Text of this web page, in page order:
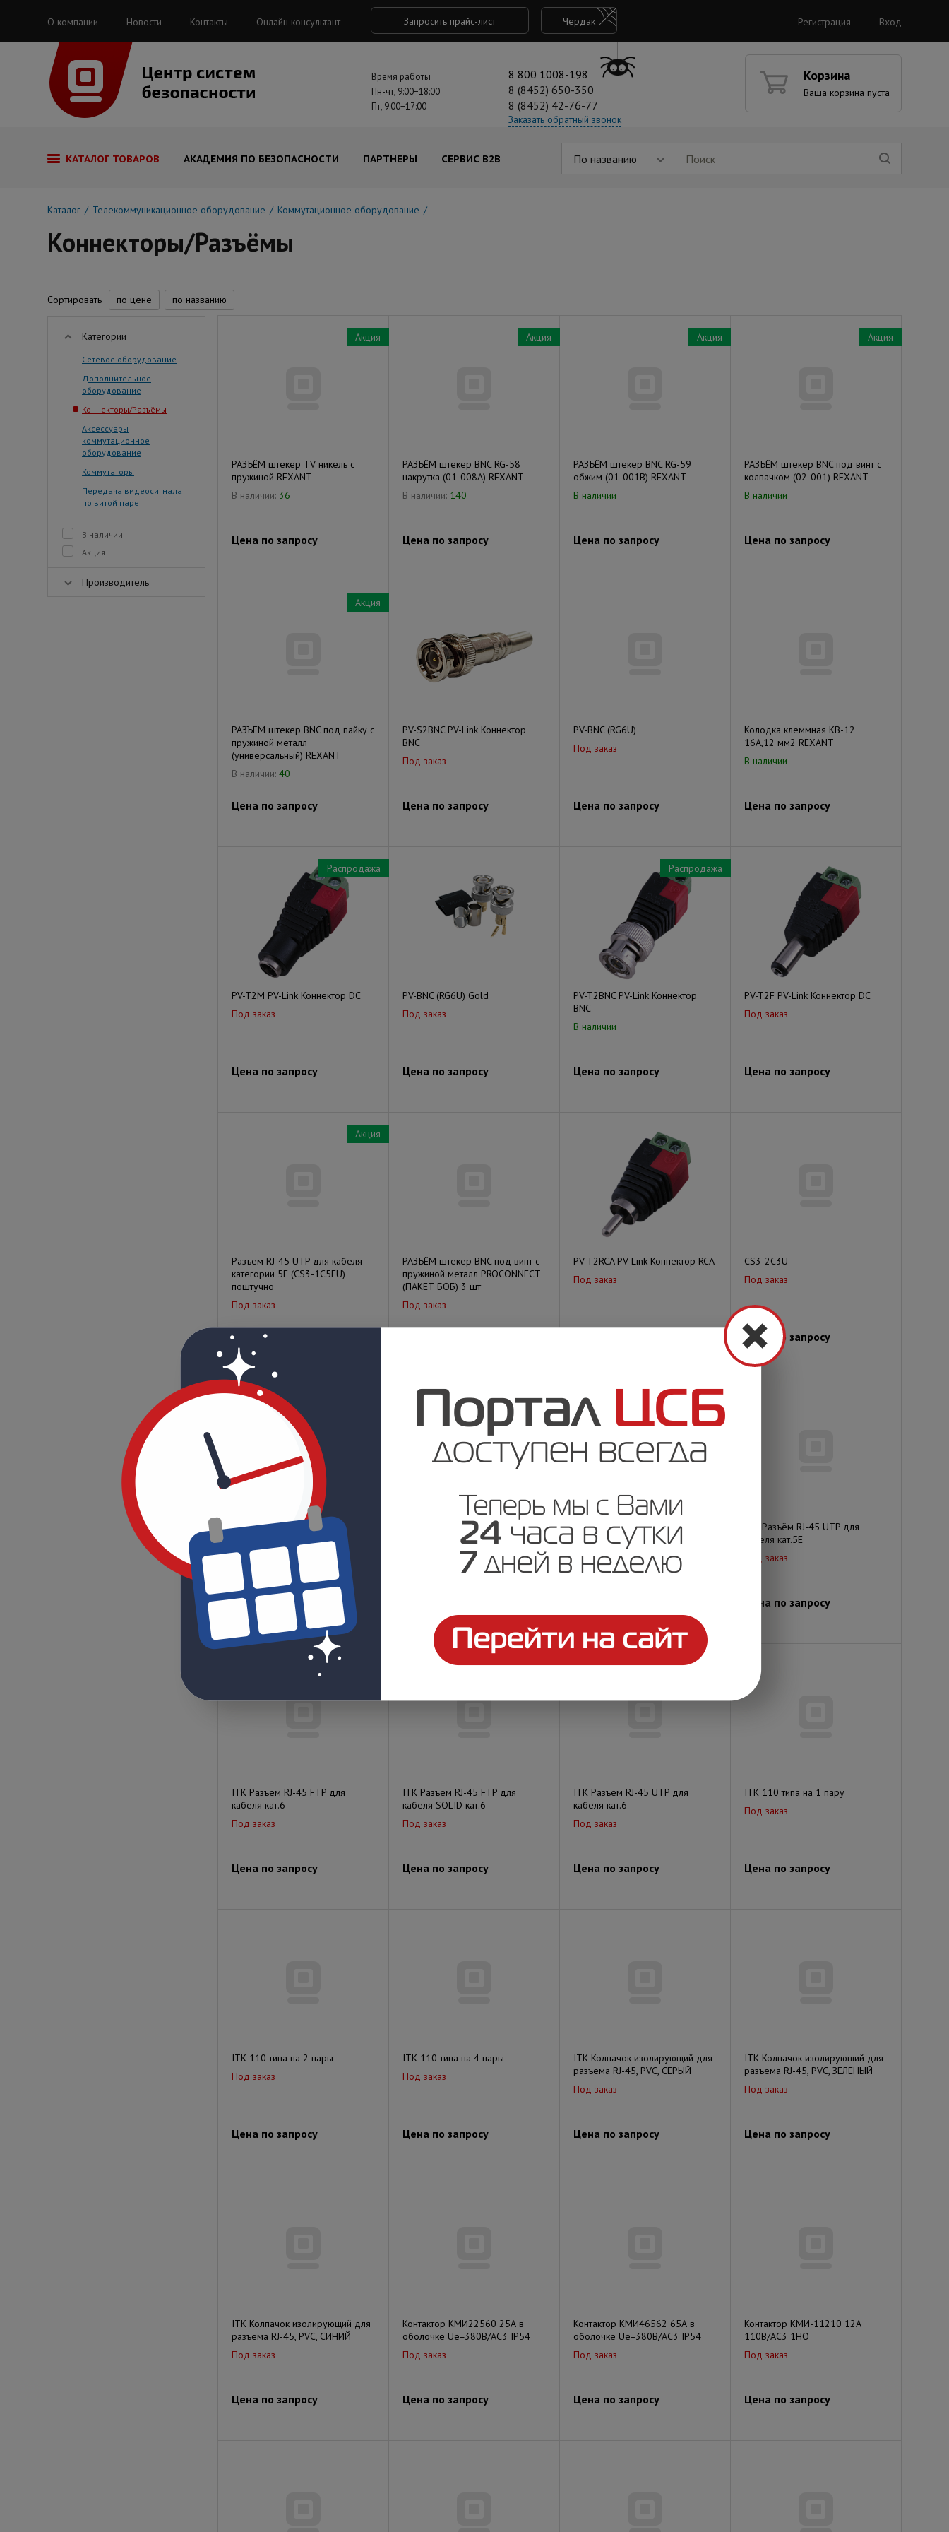
О компании Новости Контакты Онлайн консультант Запросить прайс-лист Чердак Регистрация Вход
Время работы
Пн-чт, 9:00−18:00
Пт, 9:00−17:00
8 800 1008-198
8 (8452) 650-350
8 (8452) 42-76-77
Заказать обратный звонок
Корзина
Ваша корзина пуста
КАТАЛОГ ТОВАРОВ АКАДЕМИЯ ПО БЕЗОПАСНОСТИ ПАРТНЕРЫ СЕРВИС B2B По названию
Каталог Телекоммуникационное оборудование Коммутационное оборудование
Коннекторы/Разъёмы
Сортировать по цене по названию
Категории
Сетевое оборудование
Дополнительное
оборудование
Коннекторы/Разъёмы
Аксессуары
коммутационное
оборудование
Коммутаторы
Передача видеосигнала
по витой паре
В наличии
Акция
Производитель
Акция
РАЗЪЁМ штекер TV никель c
пружиной REXANT
В наличии: 36
Цена по запросу
Акция
РАЗЪЁМ штекер BNC RG-58
накрутка (01-008A) REXANT
В наличии: 140
Цена по запросу
Акция
РАЗЪЁМ штекер BNC RG-59
обжим (01-001B) REXANT
В наличии
Цена по запросу
Акция
РАЗЪЁМ штекер BNC под винт с
колпачком (02-001) REXANT
В наличии
Цена по запросу
Акция
РАЗЪЁМ штекер BNC под пайку с
пружиной металл
(универсальный) REXANT
В наличии: 40
Цена по запросу
PV-S2BNC PV-Link Коннектор
BNC
Под заказ
Цена по запросу
PV-BNC (RG6U)
Под заказ
Цена по запросу
Колодка клеммная КВ-12
16А,12 мм2 REXANT
В наличии
Цена по запросу
Распродажа
PV-T2M PV-Link Коннектор DC
Под заказ
Цена по запросу
PV-BNC (RG6U) Gold
Под заказ
Цена по запросу
Распродажа
PV-T2BNC PV-Link Коннектор
BNC
В наличии
Цена по запросу
PV-T2F PV-Link Коннектор DC
Под заказ
Цена по запросу
Акция
Разъём RJ-45 UTP для кабеля
категории 5Е (CS3-1C5EU)
поштучно
Под заказ
Цена по запросу
РАЗЪЁМ штекер BNC под винт с
пружиной металл PROCONNECT
(ПАКЕТ БОБ) 3 шт
Под заказ
PV-T2RCA PV-Link Коннектор RCA
Под заказ
CS3-2C3U
Под заказ
Цена по запросу
ITK Разъём RJ12 UTP для
Под заказ
Цена по запросу
ITK Разъём RJ-45 FTP для
кабеля кат.5Е
ITK Разъём RJ-45 FTP для
кабеля витая пара ШПД
Под заказ
ITK Разъём RJ-45 UTP для
кабеля кат.5E
Под заказ
Цена по запросу
ITK Разъём RJ-45 FTP для
кабеля кат.6
Под заказ
Цена по запросу
ITK Разъём RJ-45 FTP для
кабеля SOLID кат.6
Под заказ
Цена по запросу
ITK Разъём RJ-45 UTP для
кабеля кат.6
Под заказ
Цена по запросу
ITK 110 типа на 1 пару
Под заказ
Цена по запросу
ITK 110 типа на 2 пары
Под заказ
Цена по запросу
ITK 110 типа на 4 пары
Под заказ
Цена по запросу
ITK Колпачок изолирующий для
разъема RJ-45, PVC, СЕРЫЙ
Под заказ
Цена по запросу
ITK Колпачок изолирующий для
разъема RJ-45, PVC, ЗЕЛЕНЫЙ
Под заказ
Цена по запросу
ITK Колпачок изолирующий для
разъема RJ-45, PVC, СИНИЙ
Под заказ
Цена по запросу
Контактор КМИ22560 25А в
оболочке Ue=380В/АС3 IP54
Под заказ
Цена по запросу
Контактор КМИ46562 65А в
оболочке Ue=380В/АС3 IP54
Под заказ
Цена по запросу
Контактор КМИ-11210 12А
110В/АС3 1НО
Под заказ
Цена по запросу